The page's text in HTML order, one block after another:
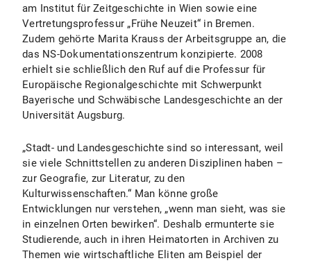
am Institut für Zeitgeschichte in Wien sowie eine
Vertretungsprofessur „Frühe Neuzeit“ in Bremen.
Zudem gehörte Marita Krauss der Arbeitsgruppe an, die
das NS-Dokumentationszentrum konzipierte. 2008
erhielt sie schließlich den Ruf auf die Professur für
Europäische Regionalgeschichte mit Schwerpunkt
Bayerische und Schwäbische Landesgeschichte an der
Universität Augsburg.
„Stadt- und Landesgeschichte sind so interessant, weil
sie viele Schnittstellen zu anderen Disziplinen haben –
zur Geografie, zur Literatur, zu den
Kulturwissenschaften.“ Man könne große
Entwicklungen nur verstehen, „wenn man sieht, was sie
in einzelnen Orten bewirken“. Deshalb ermunterte sie
Studierende, auch in ihren Heimatorten in Archiven zu
Themen wie wirtschaftliche Eliten am Beispiel der